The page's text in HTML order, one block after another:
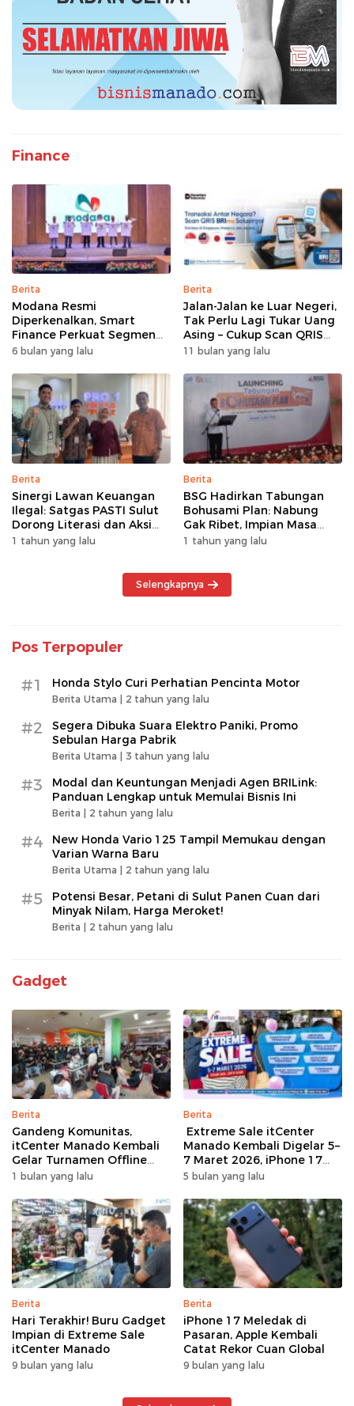
Finance
Berita
Modana Resmi
Diperkenalkan, Smart
Finance Perkuat Segmen
Pembiayaan Multiguna
6 bulan yang lalu
Berita
Jalan-Jalan ke Luar Negeri,
Tak Perlu Lagi Tukar Uang
Asing – Cukup Scan QRIS
Pakai BRImo
11 bulan yang lalu
Berita
Sinergi Lawan Keuangan
Ilegal: Satgas PASTI Sulut
Dorong Literasi dan Aksi
Kolektif Masyarakat
1 tahun yang lalu
Berita
BSG Hadirkan Tabungan
Bohusami Plan: Nabung
Gak Ribet, Impian Masa
Depan Makin Dekat!
1 tahun yang lalu
Selengkapnya
Pos Terpopuler
#1 Honda Stylo Curi Perhatian Pencinta Motor
Berita Utama | 2 tahun yang lalu
#2
Segera Dibuka Suara Elektro Paniki, Promo
Sebulan Harga Pabrik
Berita Utama | 3 tahun yang lalu
#3
Modal dan Keuntungan Menjadi Agen BRILink:
Panduan Lengkap untuk Memulai Bisnis Ini
Berita | 2 tahun yang lalu
#4
New Honda Vario 125 Tampil Memukau dengan
Varian Warna Baru
Berita Utama | 2 tahun yang lalu
#5
Potensi Besar, Petani di Sulut Panen Cuan dari
Minyak Nilam, Harga Meroket!
Berita | 2 tahun yang lalu
Gadget
Berita
Gandeng Komunitas,
itCenter Manado Kembali
Gelar Turnamen Offline
Free Fire, 60 Tim Siap
1 bulan yang lalu
Berita
Extreme Sale itCenter
Manado Kembali Digelar 5–
7 Maret 2026, iPhone 17
Pro Max Diskon hingga
5 bulan yang lalu
Berita
Hari Terakhir! Buru Gadget
Impian di Extreme Sale
itCenter Manado
9 bulan yang lalu
Berita
iPhone 17 Meledak di
Pasaran, Apple Kembali
Catat Rekor Cuan Global
9 bulan yang lalu